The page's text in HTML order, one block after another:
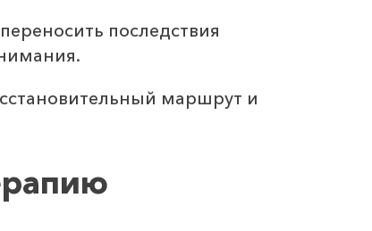
последствия
маршрут и